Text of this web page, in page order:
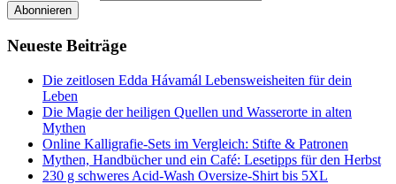
Neueste Beiträge
Die zeitlosen Edda Hávamál Lebensweisheiten für dein
Leben
Die Magie der heiligen Quellen und Wasserorte in alten
Mythen
Online Kalligrafie‑Sets im Vergleich: Stifte & Patronen
Mythen, Handbücher und ein Café: Lesetipps für den Herbst
230 g schweres Acid-Wash Oversize-Shirt bis 5XL